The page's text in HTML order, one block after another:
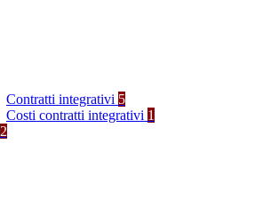
Contratti integrativi 5
Costi contratti integrativi 1
2